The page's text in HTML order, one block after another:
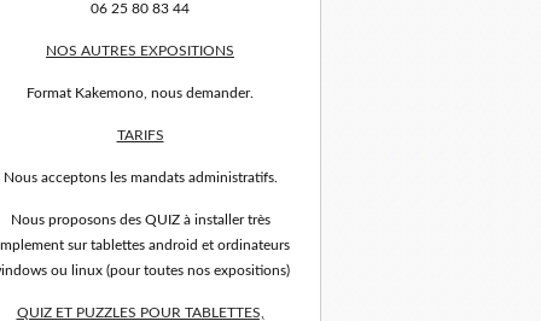
06 25 80 83 44
NOS AUTRES EXPOSITIONS
Format Kakemono, nous demander.
TARIFS
Nous acceptons les mandats administratifs.
Nous proposons des QUIZ à installer très
sur tablettes android et ordinateurs
ou linux (pour toutes nos expositions)
QUIZ ET PUZZLES POUR TABLETTES,